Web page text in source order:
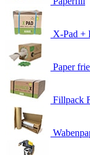
X-Pad +
Paper
Fillpack